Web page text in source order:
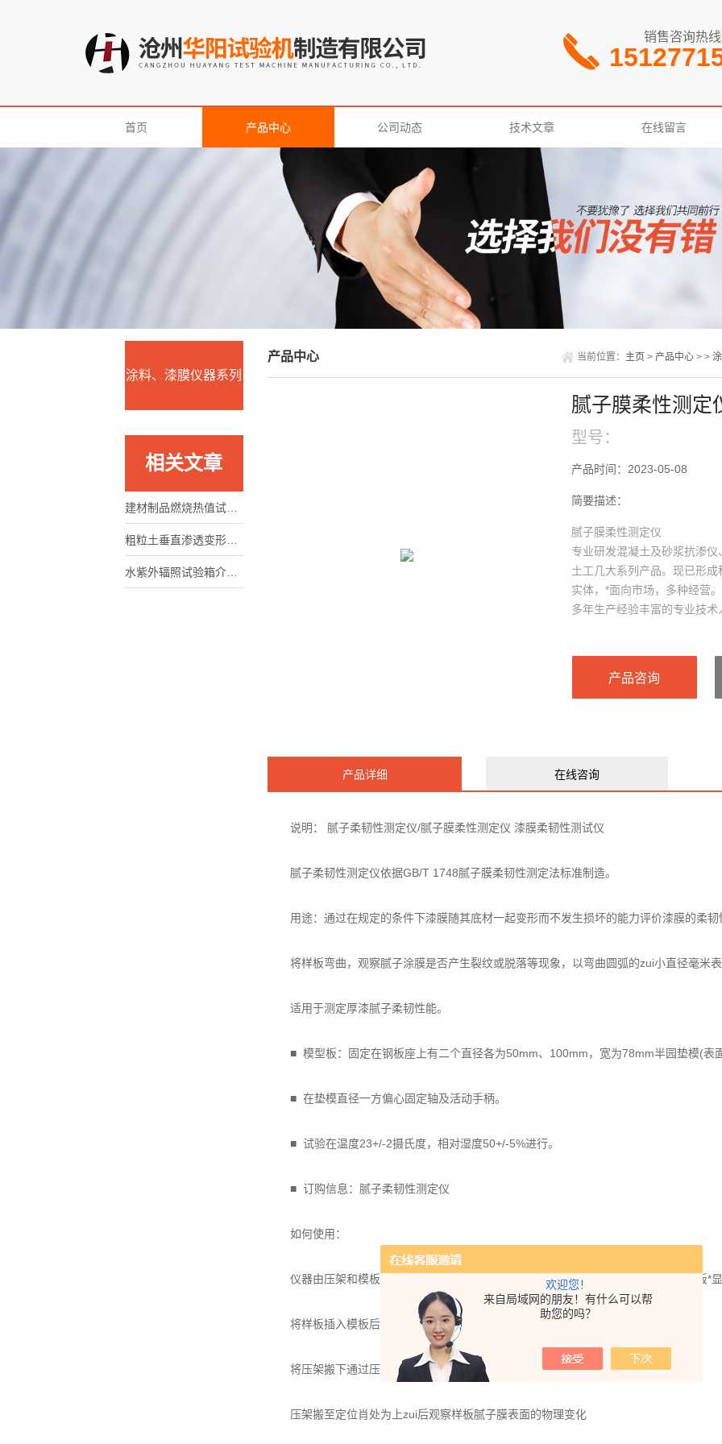
欢迎您！
来自局域网的朋友！有什么可以帮
助您的吗？
销售咨询热
首页 产品中心 公司动态 技术文章 在线留言
涂料、漆膜仪器系列
相关文章
建材制品燃烧热值试验仪结构及操作说明
粗粒土垂直渗透变形仪的使用方法
水紫外辐照试验箱介绍及参数
产品中心 当前位置： 主页 > 产品中心> >
腻子膜柔性测定
型号：
产品时间：2023-05-08
简要描述：
腻子膜柔性测定仪
专业研发混凝土及砂浆抗渗
土工几大系列产品。现已形
实体，*面向市场，多种经营
多年生产经验丰富的专业技
产品咨询
产品详细 在线咨询
说明： 腻子柔韧性测定仪/腻子膜柔性测定仪 漆膜柔韧性测试仪
腻子柔韧性测定仪依据GB/T 1748腻子膜柔韧性测定法标准制造。
用途：通过在规定的条件下漆膜随其底材一起变形而不发生损坏的能力评价漆膜的柔韧
将样板弯曲，观察腻子涂膜是否产生裂纹或脱落等现象，以弯曲圆弧的zui小直径毫米
适用于测定厚漆腻子柔韧性能。
■ 模型板：固定在钢板座上有二个直径各为50mm、100mm，宽为78mm半园垫模(表
■ 在垫模直径一方偏心固定轴及活动手柄。
■ 试验在温度23+/-2摄氏度，相对湿度50+/-5%进行。
■ 订购信息：腻子柔韧性测定仪
如何使用：
仪器由压架和模板两部分组成，使用时先将压紧辊柄和压架放置模板的后端，使模板*
将样板插入模板后端的小槽内并用压紧柄使偏心轴压住样板的一端。
将压架搬下通过压架上的滚动轴使样板沿着模板表面均匀地弯曲变形。
压架搬至定位肖处为上zui后观察样板腻子膜表面的物理变化